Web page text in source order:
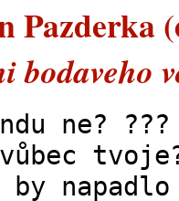
Pazderka
bodaveho
ne?
by